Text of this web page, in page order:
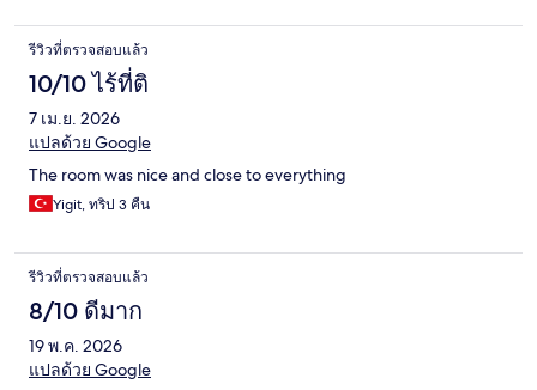
รีวิวที่ตรวจสอบแล้ว
10/10 ไร้ที่ติ
7 เม.ย. 2026
แปลด้วย Google
The room was nice and close to everything
Yigit, ทริป 3 คืน
รีวิวที่ตรวจสอบแล้ว
8/10 ดีมาก
19 พ.ค. 2026
แปลด้วย Google